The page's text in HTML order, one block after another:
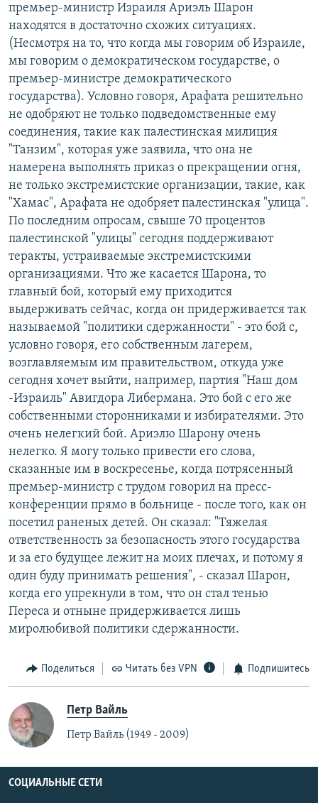
премьер-министр Израиля Ариэль Шарон
находятся в достаточно схожих ситуациях.
(Несмотря на то, что когда мы говорим об Израиле,
мы говорим о демократическом государстве, о
премьер-министре демократического
государства). Условно говоря, Арафата решительно
не одобряют не только подведомственные ему
соединения, такие как палестинская милиция
"Танзим", которая уже заявила, что она не
намерена выполнять приказ о прекращении огня,
не только экстремистские организации, такие, как
"Хамас", Арафата не одобряет палестинская "улица".
По последним опросам, свыше 70 процентов
палестинской "улицы" сегодня поддерживают
теракты, устраиваемые экстремистскими
организациями. Что же касается Шарона, то
главный бой, который ему приходится
выдерживать сейчас, когда он придерживается так
называемой "политики сдержанности" - это бой с,
условно говоря, его собственным лагерем,
возглавляемым им правительством, откуда уже
сегодня хочет выйти, например, партия "Наш дом
-Израиль" Авигдора Либермана. Это бой с его же
собственными сторонниками и избирателями. Это
очень нелегкий бой. Ариэлю Шарону очень
нелегко. Я могу только привести его слова,
сказанные им в воскресенье, когда потрясенный
премьер-министр с трудом говорил на пресс-
конференции прямо в больнице - после того, как он
посетил раненых детей. Он сказал: "Тяжелая
ответственность за безопасность этого государства
и за его будущее лежит на моих плечах, и потому я
один буду принимать решения", - сказал Шарон,
когда его упрекнули в том, что он стал тенью
Переса и отныне придерживается лишь
миролюбивой политики сдержанности.
Поделиться Читать без VPN Подпишитесь
Петр Вайль
Петр Вайль (1949 - 2009)
СОЦИАЛЬНЫЕ СЕТИ